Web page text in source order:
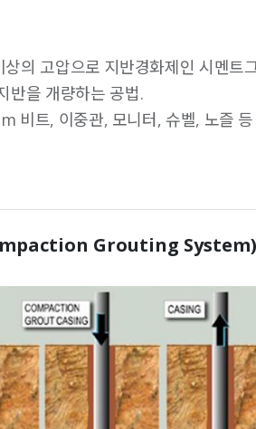
의 고압으로 지반경화제인 시멘트
반을 개량하는 공법.
비트, 이중관, 모니터, 슈벨, 노즐 등
Grouting System)